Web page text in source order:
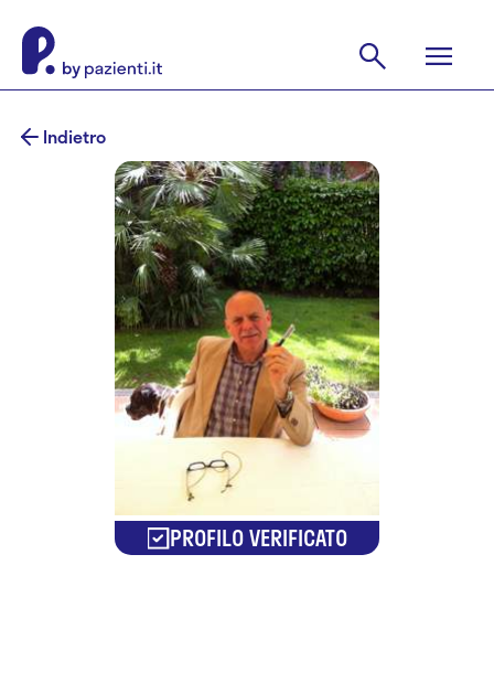
Indietro
PROFILO VERIFICATO